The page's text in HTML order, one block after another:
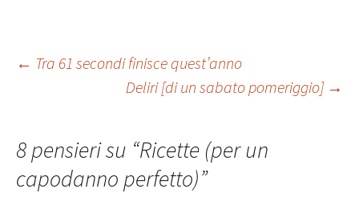
Navigazione
← Tra 61 secondi finisce quest’anno
Deliri [di un sabato pomeriggio] →
8 pensieri su “Ricette (per un
capodanno perfetto)”